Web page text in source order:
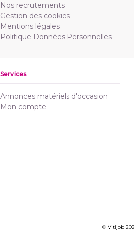
Nos recrutements
Gestion des cookies
Mentions légales
Politique Données Personnelles
Services
Annonces matériels d'occasion
Mon compte
© Vitijob